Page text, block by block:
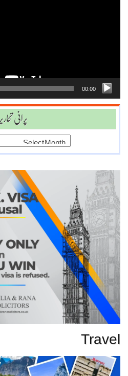
00:00
پرانی تحاریر
Travel